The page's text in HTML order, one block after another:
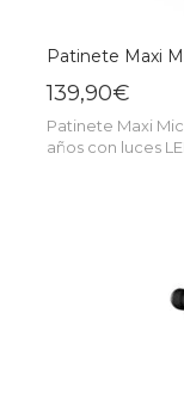
Patinete Maxi
139,90€
Patinete Maxi
años con luces